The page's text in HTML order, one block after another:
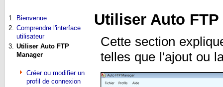
1.
Bienvenue
2. Comprendre l'interface
utilisateur
3. Utiliser Auto FTP
Manager
Créer ou modifier un
profil de connexion
Utiliser Auto FTP
Cette section
telles que l'ajout ou